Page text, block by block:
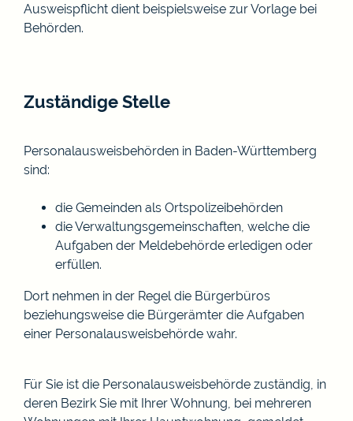
Ausweispflicht dient beispielsweise zur Vorlage bei
Behörden.
Zuständige Stelle
Personalausweisbehörden in Baden-Württemberg
sind:
die Gemeinden als Ortspolizeibehörden
die Verwaltungsgemeinschaften, welche die
Aufgaben der Meldebehörde erledigen oder
erfüllen.
Dort nehmen in der Regel die Bürgerbüros
beziehungsweise die Bürgerämter die Aufgaben
einer Personalausweisbehörde wahr.
Für Sie ist die Personalausweisbehörde zuständig, in
deren Bezirk Sie mit Ihrer Wohnung, bei mehreren